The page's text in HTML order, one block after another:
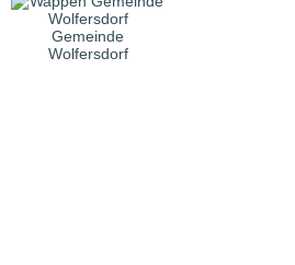
Gemeinde
Wolfersdorf